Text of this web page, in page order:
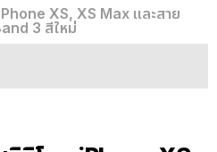
XS, XS Max และสาย
3 สีใหม่